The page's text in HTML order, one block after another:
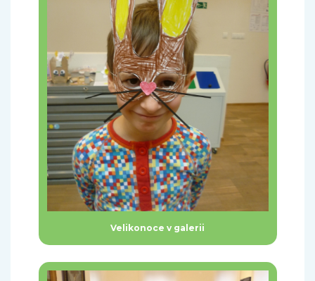
Velikonoce v galerii